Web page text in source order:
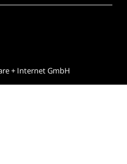
+ Internet GmbH